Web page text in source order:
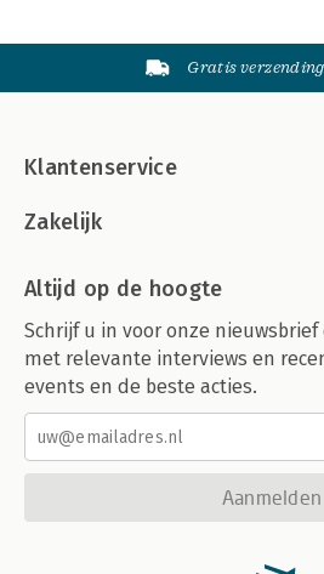
Gratis
Klantenservice
Zakelijk
Altijd op de hoogte
Schrijf u in voor onze
met relevante interviews en
events en de beste acties.
Aanmelden